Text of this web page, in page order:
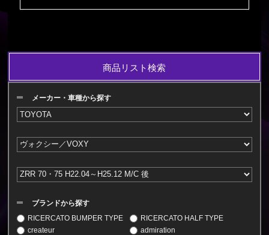
商品リスト検索
メーカー・車種から探す
ブランドから探す
RICERCATO BUMPER TYPE
RICERCATO HALF TYPE
createur
admiration